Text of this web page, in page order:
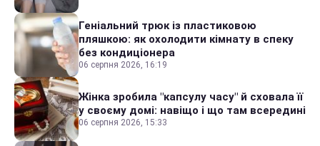
Геніальний трюк із пластиковою
пляшкою: як охолодити кімнату в спеку
без кондиціонера
06 серпня 2026, 16:19
Жінка зробила "капсулу часу" й сховала її
у своєму домі: навіщо і що там всередині
06 серпня 2026, 15:33